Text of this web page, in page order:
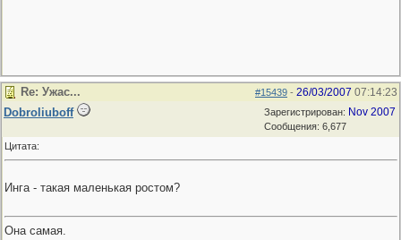
#15439 - 26/03/2007 07:14:23
Re: Ужас...
Зарегистрирован: Nov 2007
Сообщения: 6,677
Dobroliuboff
Цитата:
Инга - такая маленькая ростом?
Она самая.